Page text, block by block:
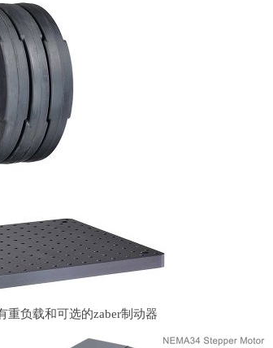
重负载和可选的zaber制动器